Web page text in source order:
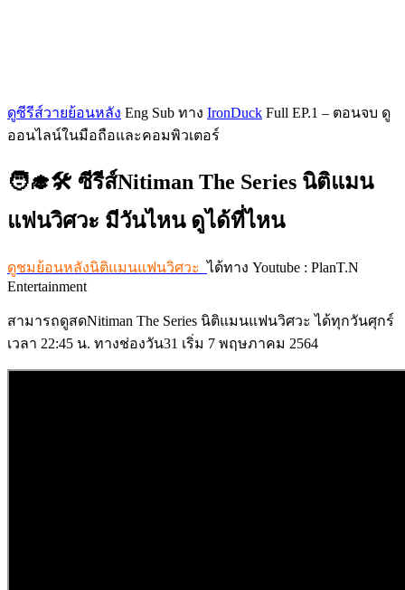
ดูซีรีส์วายย้อนหลัง Eng Sub ทาง IronDuck Full EP.1 – ตอนจบ ดู
ออนไลน์ในมือถือและคอมพิวเตอร์
🧑‍🎓🛠 ซีรีส์Nitiman The Series นิติแมน
แฟนวิศวะ มีวันไหน ดูได้ที่ไหน
ดูชมย้อนหลังนิติแมนแฟนวิศวะ ได้ทาง Youtube : PlanT.N
Entertainment
สามารถดูสดNitiman The Series นิติแมนแฟนวิศวะ ได้ทุกวันศุกร์
เวลา 22:45 น. ทางช่องวัน31 เริ่ม 7 พฤษภาคม 2564